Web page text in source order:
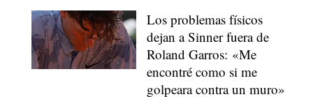
Los problemas físicos
dejan a Sinner fuera de
Roland Garros: «Me
encontré como si me
golpeara contra un muro»